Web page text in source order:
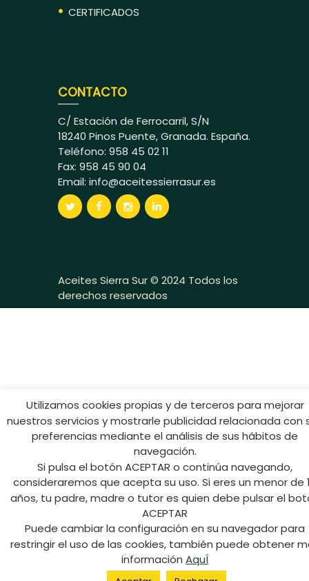
CERTIFICADOS
CONTACTO
C/ Estación de Ferrocarril, S/N
18240 Pinos Puente, Granada. España.
Teléfono: 958 45 02 11
Fax: 958 45 90 04
Email: info@aceitessierrasur.es
Aceites Sierra Sur © 2024 Todos los
derechos reservados
Utilizamos cookies propias y de terceros para mejorar
nuestros servicios y mostrarle publicidad relacionada con
preferencias mediante el análisis de sus hábitos de
navegación.
Si pulsa el botón ACEPTAR o continúa navegando,
consideraremos que acepta su uso. Si eres un menor de
años, tu padre, madre o tutor es quien debe pulsar el
ACEPTAR
Puede cambiar la configuración en su navegador para
restringir el uso de las cookies, también puede obtener
información AquÍ